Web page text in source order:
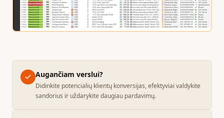
Augančiam verslui?
Didinkite potencialių klientų konversijas, efektyviai valdykite
sandorius ir uždarykite daugiau pardavimų.